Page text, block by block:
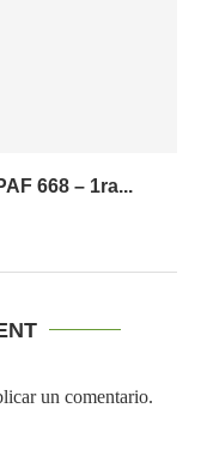
668 – 1ra...
un comentario.